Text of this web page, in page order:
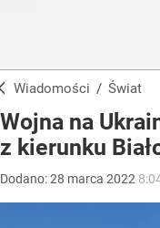
Wiadomości / Świat
Wojna na
z kierunku
Dodano:28 marca 2022